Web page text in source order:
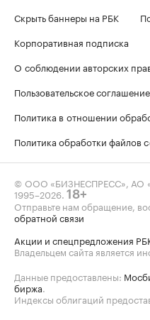
Скрыть баннеры на РБК
Корпоративная подписка
О соблюдении авторских
Пользовательское соглашение
Политика в отношении
Политика обработки файлов
© ООО «БИЗНЕСПРЕСС», АО
1995–2026 18+
Отправьте нам обращение,
обратной связи
Акции и спецпредложения
Владельцем сайта является
Данные предоставлены:
биржа
Индексы облигаций